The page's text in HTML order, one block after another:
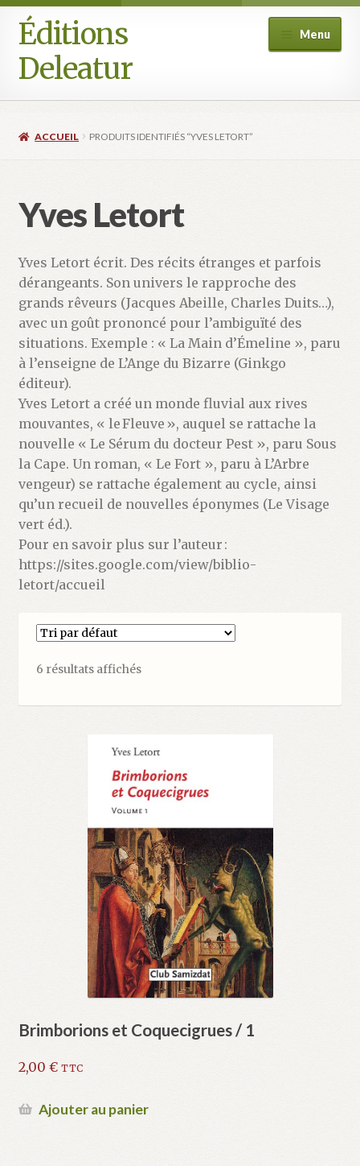
Aller
à
Aller
au
contenu
Éditions
Deleatur
Menu
Mon compte
Panier
Validation de la commande
ACCUEIL PRODUITS IDENTIFIÉS “YVES LETORT”
Yves Letort
Yves Letort écrit. Des récits étranges et parfois
dérangeants. Son univers le rapproche des
grands rêveurs (Jacques Abeille, Charles Duits…),
avec un goût prononcé pour l’ambiguïté des
situations. Exemple : « La Main d’Émeline », paru
à l’enseigne de L’Ange du Bizarre (Ginkgo
éditeur).
Yves Letort a créé un monde fluvial aux rives
mouvantes, « le Fleuve », auquel se rattache la
nouvelle « Le Sérum du docteur Pest », paru Sous
la Cape. Un roman, « Le Fort », paru à L’Arbre
vengeur) se rattache également au cycle, ainsi
qu’un recueil de nouvelles éponymes (Le Visage
vert éd.).
Pour en savoir plus sur l’auteur :
https://sites.google.com/view/biblio-
letort/accueil
6 résultats affichés
Brimborions et Coquecigrues / 1
2,00 € TTC
Ajouter au panier